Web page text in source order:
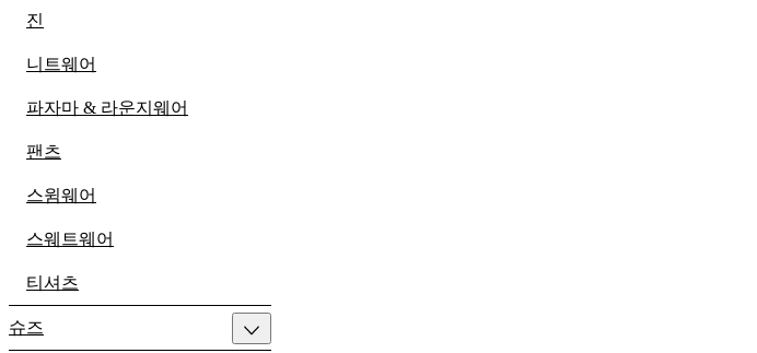
진
니트웨어
파자마 & 라운지웨어
팬츠
스윔웨어
스웨트웨어
티셔츠
슈즈